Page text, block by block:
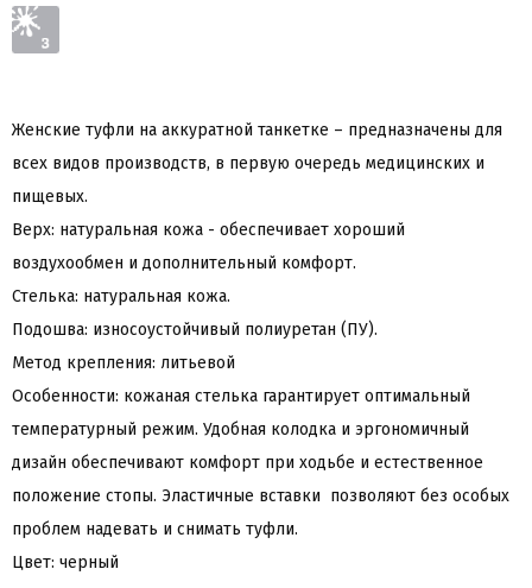
Женские туфли на аккуратной танкетке – предназначены для
всех видов производств, в первую очередь медицинских и
пищевых.
Верх: натуральная кожа - обеспечивает хороший
воздухообмен и дополнительный комфорт.
Стелька: натуральная кожа.
Подошва: износоустойчивый полиуретан (ПУ).
Метод крепления: литьевой
Особенности: кожаная стелька гарантирует оптимальный
температурный режим. Удобная колодка и эргономичный
дизайн обеспечивают комфорт при ходьбе и естественное
положение стопы. Эластичные вставки позволяют без особых
проблем надевать и снимать туфли.
Цвет: черный